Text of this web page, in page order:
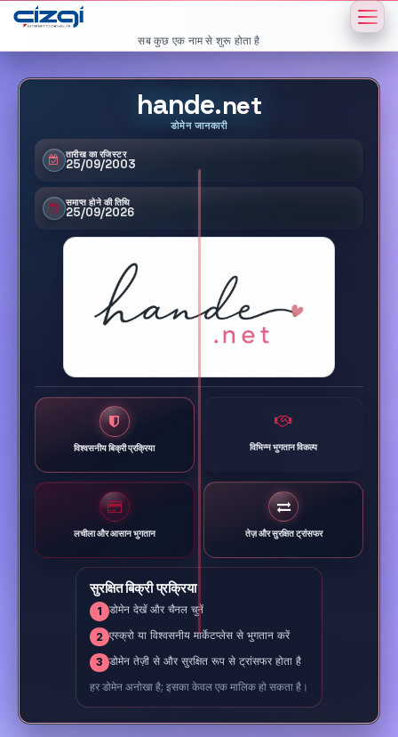
सब कुछ एक नाम से शुरू होता है
hande.net
डोमेन जानकारी
तारीख का रजिस्टर
25/09/2003
समाप्त होने की तिथि
25/09/2026
विश्वसनीय बिक्री प्रक्रिया विभिन्न भुगतान विकल्प
लचीला और आसान भुगतान तेज़ और सुरक्षित ट्रांसफर
सुरक्षित बिक्री प्रक्रिया
1 डोमेन देखें और चैनल चुनें
2 एस्क्रो या विश्वसनीय मार्केटप्लेस से भुगतान करें
3 डोमेन तेज़ी से और सुरक्षित रूप से ट्रांसफर होता है
हर डोमेन अनोखा है; इसका केवल एक मालिक हो सकता है।